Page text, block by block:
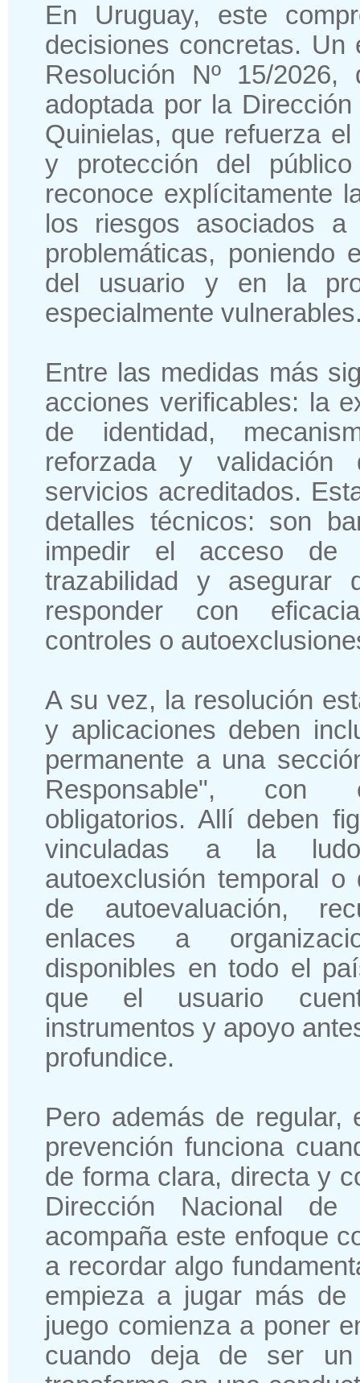
En Uruguay, este
decisiones concretas. Un
Resolución Nº 15/
adoptada por la
Quinielas, que refuerza
y protección del
reconoce explícitamente
los riesgos asociados
problemáticas, poniendo
del usuario y en la
especialmente
Entre las medidas más
acciones verificables: la
de identidad,
reforzada y validación
servicios acreditados.
detalles técnicos: son
impedir el acceso de
trazabilidad y asegurar
responder con
controles o
A su vez, la resolución
y aplicaciones deben
permanente a una
Responsable", con
obligatorios. Allí deben
vinculadas a la
autoexclusión temporal o
de autoevaluación,
enlaces a
disponibles en todo el
que el usuario
instrumentos y apoyo
profundice.
Pero además de regular,
prevención funciona
de forma clara, directa y
Dirección Nacional
acompaña este enfoque
a recordar algo
empieza a jugar más de
juego comienza a poner
cuando deja de ser